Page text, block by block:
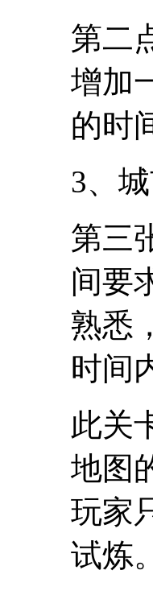
第二
增加
的时
3、
第三
间要
熟悉
时间
此关
地图
玩家
试炼。